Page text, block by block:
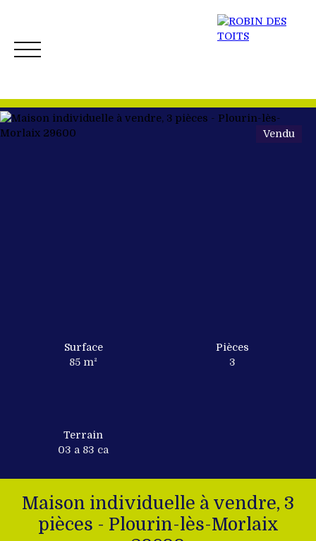
Vendu
Surface
85 m²
Pièces
3
Terrain
03 a 83 ca
Maison individuelle à vendre, 3
pièces - Plourin-lès-Morlaix